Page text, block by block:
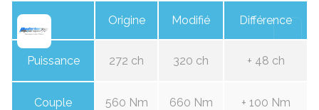
Origine Modifié Différence
Puissance 272 ch 320 ch + 48 ch
Couple 560 Nm 660 Nm + 100 Nm